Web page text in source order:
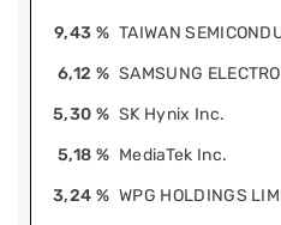
9,43 % TAIWAN
6,12 % SAMSUNG
5,30 % SK Hynix Inc.
5,18 % MediaTek Inc.
3,24 % WPG HOLDINGS